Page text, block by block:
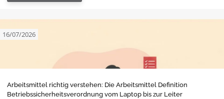
16/07/2026
Arbeitsmittel richtig verstehen: Die Arbeitsmittel Definition
Betriebssicherheitsverordnung vom Laptop bis zur Leiter